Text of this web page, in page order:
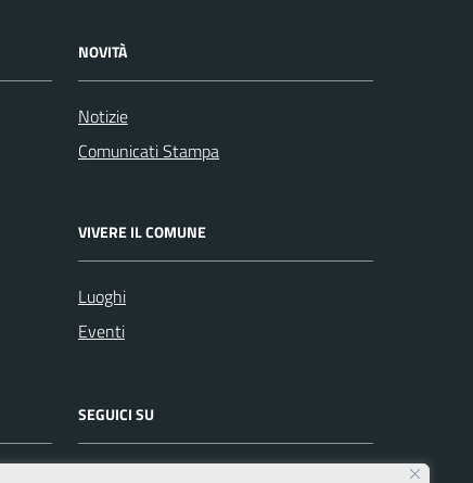
NOVITÀ
Notizie
Comunicati Stampa
VIVERE IL COMUNE
Luoghi
Eventi
SEGUICI SU